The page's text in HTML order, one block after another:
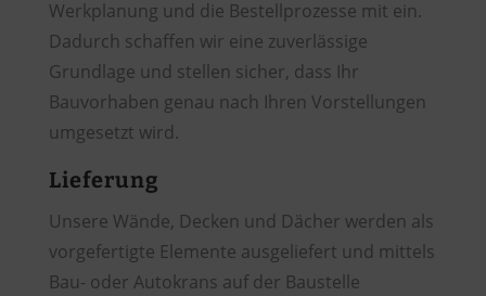
Werkplanung und die Bestellprozesse mit ein.
Dadurch schaffen wir eine zuverlässige
Grundlage und stellen sicher, dass Ihr
Bauvorhaben genau nach Ihren Vorstellungen
umgesetzt wird.
Lieferung
Unsere Wände, Decken und Dächer werden als
vorgefertigte Elemente ausgeliefert und mittels
Bau- oder Autokrans auf der Baustelle